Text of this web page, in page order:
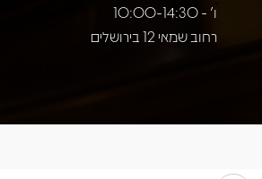
ו' - 10:00-14:30
רחוב שמאי 12 בירושלים